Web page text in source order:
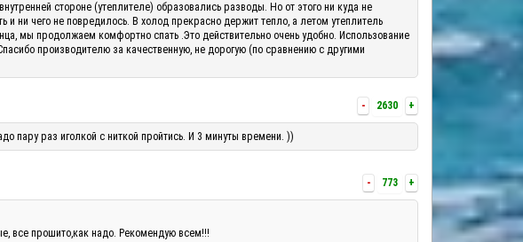
стороне (утеплителе) образовались разводы. Но от этого ни куда не
и ни чего не повредилось. В холод прекрасно держит тепло, а летом утеплитель
мы продолжаем комфортно спать .Это действительно очень удобно. Использование
производителю за качественную, не дорогую (по сравнению с другими
- 2630 +
пару раз иголкой с ниткой пройтись. И 3 минуты времени. ))
- 773 +
все прошито,как надо. Рекомендую всем!!!